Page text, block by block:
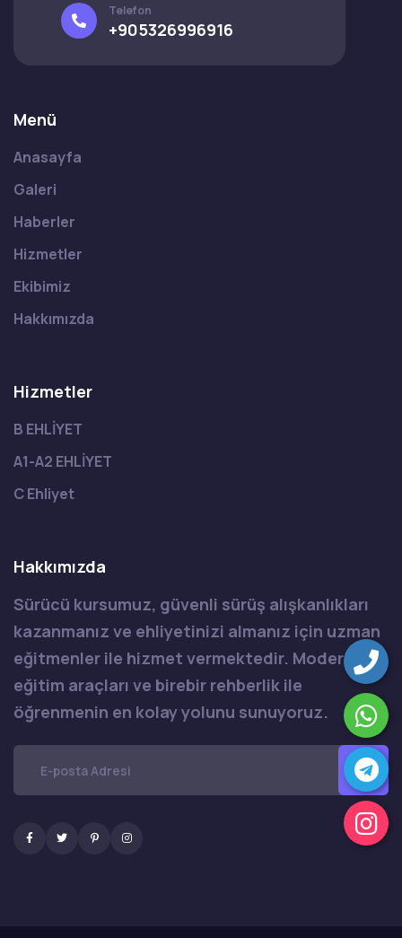
Telefon
+905326996916
Menü
Anasayfa
Galeri
Haberler
Hizmetler
Ekibimiz
Hakkımızda
Hizmetler
B EHLİYET
A1-A2 EHLİYET
C Ehliyet
Hakkımızda
Sürücü kursumuz, güvenli sürüş alışkanlıkları
kazanmanız ve ehliyetinizi almanız için uzman
eğitmenler ile hizmet vermektedir. Modern
eğitim araçları ve birebir rehberlik ile
öğrenmenin en kolay yolunu sunuyoruz.